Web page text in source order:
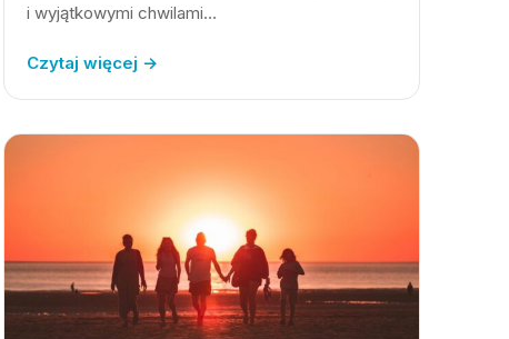
i wyjątkowymi chwilami…
Czytaj więcej →